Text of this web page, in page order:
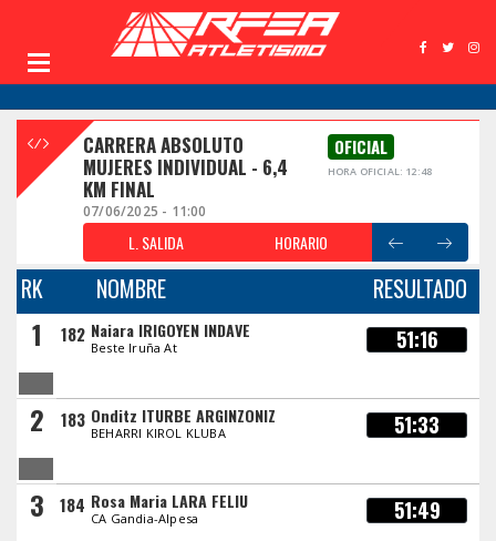
CARRERA ABSOLUTO
MUJERES INDIVIDUAL - 6,4
KM FINAL
OFICIAL
HORA OFICIAL: 12:48
07/06/2025 - 11:00
L. SALIDA HORARIO
RK NOMBRE RESULTADO
1 182 Naiara IRIGOYEN INDAVE
Beste Iruña At 51:16
2 183 Onditz ITURBE ARGINZONIZ
BEHARRI KIROL KLUBA 51:33
3 184 Rosa Maria LARA FELIU
CA Gandia-Alpesa 51:49